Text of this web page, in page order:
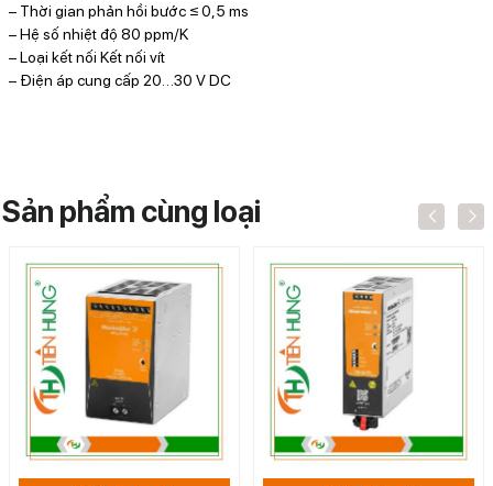
– Thời gian phản hồi bước ≤ 0,5 ms
– Hệ số nhiệt độ 80 ppm/K
– Loại kết nối Kết nối vít
– Điện áp cung cấp 20…30 V DC
Sản phẩm cùng loại